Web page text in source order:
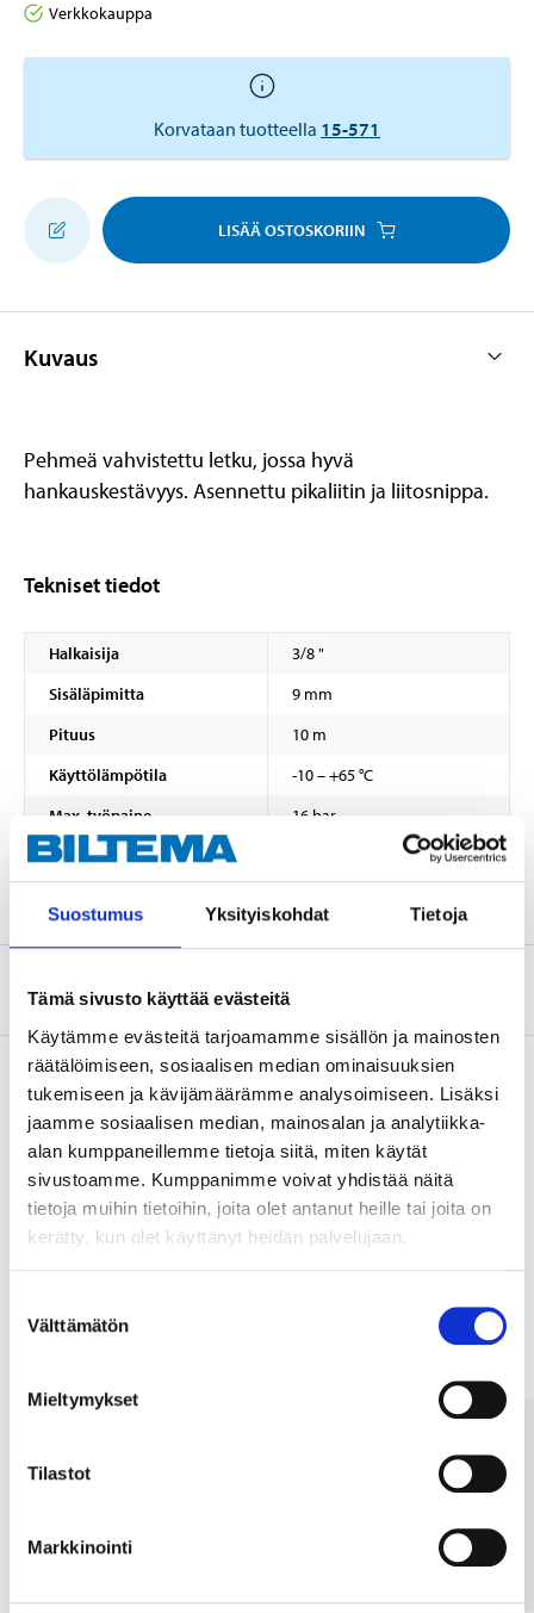
Suostumus Yksityiskohdat Tietoja
Tämä sivusto käyttää evästeitä
Käytämme evästeitä tarjoamamme sisällön ja mainosten
räätälöimiseen, sosiaalisen median ominaisuuksien
tukemiseen ja kävijämäärämme analysoimiseen. Lisäksi
jaamme sosiaalisen median, mainosalan ja analytiikka-
alan kumppaneillemme tietoja siitä, miten käytät
sivustoamme. Kumppanimme voivat yhdistää näitä
tietoja muihin tietoihin, joita olet antanut heille tai joita on
kerätty, kun olet käyttänyt heidän palvelujaan.
valinta
Välttämätön
Mieltymykset
Tilastot
Markkinointi
Verkkokauppa
Korvataan tuotteella 15-571
LISÄÄ OSTOSKORIIN
Kuvaus
Pehmeä vahvistettu letku, jossa hyvä
hankauskestävyys. Asennettu pikaliitin ja liitosnippa.
Tekniset tiedot
Halkaisija
3/8 "
Sisäläpimitta
9 mm
Pituus
10 m
Käyttölämpötila
-10 – +65 °C
Max. työpaine
16 bar
Materiaali
Tietoa valmistajasta
Osta & Nouda
Osta verkosta ja nouda tavaratalosta jo 2 tunnin kuluttua!
LUE LISÄÄ
Muut asiakkaat ostivat myös